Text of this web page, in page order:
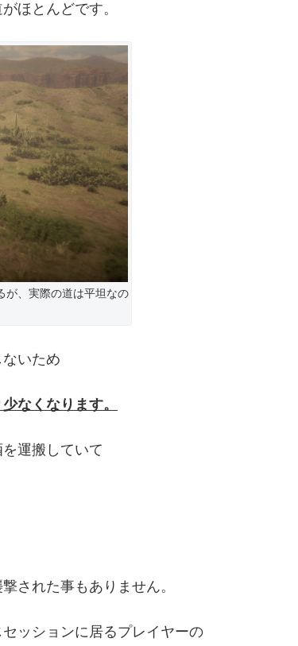
ほとんどです。
が、実際の道は平坦なの
いため
なくなります。
運搬していて
された事もありません。
ッションに居るプレイヤーの